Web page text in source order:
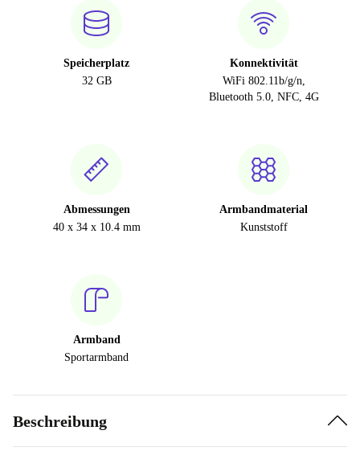
Speicherplatz
32 GB
Konnektivität
WiFi 802.11b/g/n,
Bluetooth 5.0, NFC, 4G
Abmessungen
40 x 34 x 10.4 mm
Armbandmaterial
Kunststoff
Armband
Sportarmband
Beschreibung